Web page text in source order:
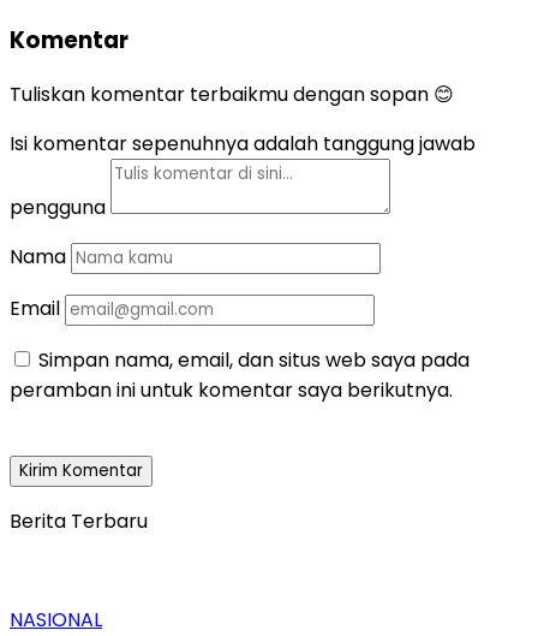
Komentar
Tuliskan komentar terbaikmu dengan sopan 😊
Isi komentar sepenuhnya adalah tanggung jawab
pengguna
Nama
Email
Simpan nama, email, dan situs web saya pada
peramban ini untuk komentar saya berikutnya.
Berita Terbaru
NASIONAL